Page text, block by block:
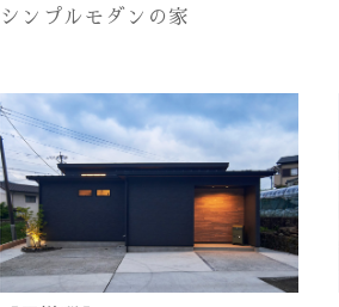
シンプルモダンの家